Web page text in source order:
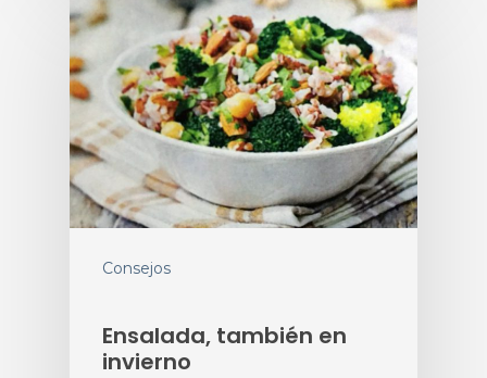
Consejos
Ensalada, también en
invierno